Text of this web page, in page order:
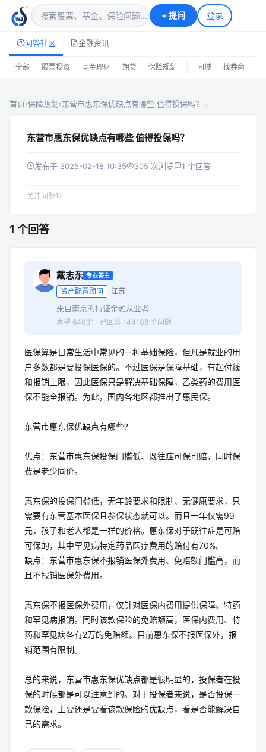
+提问 登录
问答社区 金融资讯
全部 股票投资 基金理财 期货 保险规划 同城 找券商
首页›保险规划›东营市惠东保优缺点有哪些 值得投保吗？…
东营市惠东保优缺点有哪些 值得投保吗？
发布于 2025-02-18 10:35 305 次浏览 1 个回答
关注问题17
1 个回答
戴志东 专业答主
资产配置顾问 江苏
来自南京的持证金融从业者
声望 64031 · 已回答 144108 个问题
医保算是日常生活中常见的一种基础保险，但凡是就业的用
户多数都是要投保医保的。不过医保是保障基础，有起付线
和报销上限，因此医保只是解决基础保障，乙类药的费用医
保不能全报销。为此，国内各地区都推出了惠民保。
东营市惠东保优缺点有哪些?
优点：东营市惠东保投保门槛低、既往症可保可赔，同时保
费是老少同价。
惠东保的投保门槛低，无年龄要求和限制、无健康要求，只
需要有东营基本医保且参保状态就可以。而且一年仅需99
元，孩子和老人都是一样的价格。惠东保对于既往症是可赔
可保的，其中罕见病特定药品医疗费用的赔付有70%。
缺点：东营市惠东保不报销医保外费用、免赔额门槛高，而
且不报销医保外费用。
惠东保不报医保外费用，仅针对医保内费用提供保障、特药
和罕见病报销。同时该款保险的免赔额高，医保内费用、特
药和罕见病各有2万的免赔额。目前惠东保不报医保外，报
销范围有限制。
总的来说，东营市惠东保优缺点都是很明显的，投保者在投
保的时候都是可以注意到的。对于投保者来说，是否投保一
款保险，主要还是要看该款保险的优缺点，看是否能解决自
己的需求。